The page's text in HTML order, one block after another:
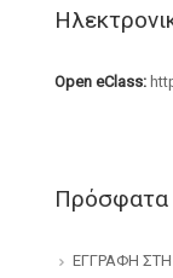
Open eClass:
Πρόσφατα
ΕΓΓΡΑΦΗ